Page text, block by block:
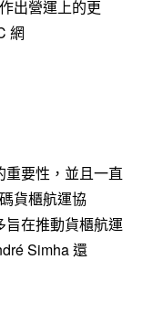
出營運上的更
網
要性，並且一直
貨櫃航運協
旨在推動貨櫃航運
Simha 還